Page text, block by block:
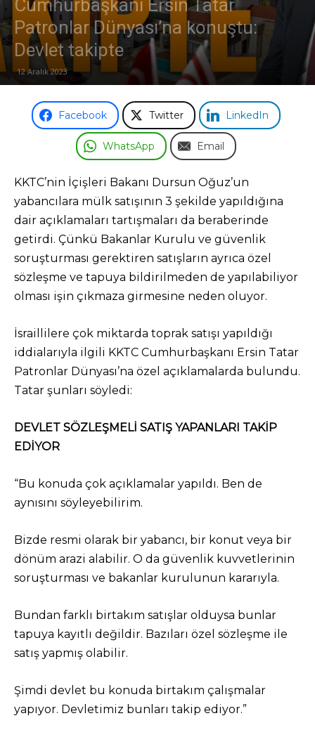
Odası
Cumhurbaşkanı Ersin Tatar
Patronlar Dünyası’na konuştu:
Devlet takipte
12 Aralık 2023
Facebook Twitter LinkedIn
WhatsApp Email
KKTC’nin İçişleri Bakanı Dursun Oğuz’un
yabancılara mülk satışının 3 şekilde yapıldığına
dair açıklamaları tartışmaları da beraberinde
getirdi. Çünkü Bakanlar Kurulu ve güvenlik
soruşturması gerektiren satışların ayrıca özel
sözleşme ve tapuya bildirilmeden de yapılabiliyor
olması işin çıkmaza girmesine neden oluyor.
İsraillilere çok miktarda toprak satışı yapıldığı
iddialarıyla ilgili KKTC Cumhurbaşkanı Ersin Tatar
Patronlar Dünyası’na özel açıklamalarda bulundu.
Tatar şunları söyledi:
DEVLET SÖZLEŞMELİ SATIŞ YAPANLARI TAKİP
EDİYOR
“Bu konuda çok açıklamalar yapıldı. Ben de
aynısını söyleyebilirim.
Bizde resmi olarak bir yabancı, bir konut veya bir
dönüm arazi alabilir. O da güvenlik kuvvetlerinin
soruşturması ve bakanlar kurulunun kararıyla.
Bundan farklı birtakım satışlar olduysa bunlar
tapuya kayıtlı değildir. Bazıları özel sözleşme ile
satış yapmış olabilir.
Şimdi devlet bu konuda birtakım çalışmalar
yapıyor. Devletimiz bunları takip ediyor.”